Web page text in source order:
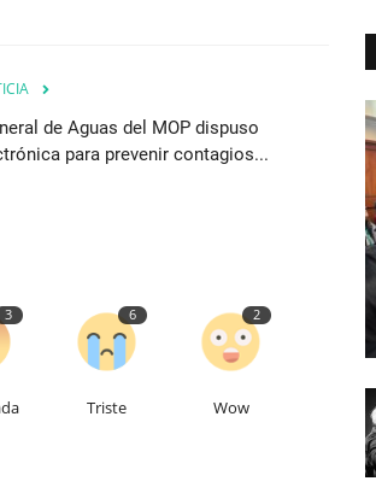
de Aguas del MOP dispuso
para prevenir contagios...
3 6
Triste
2
Wow